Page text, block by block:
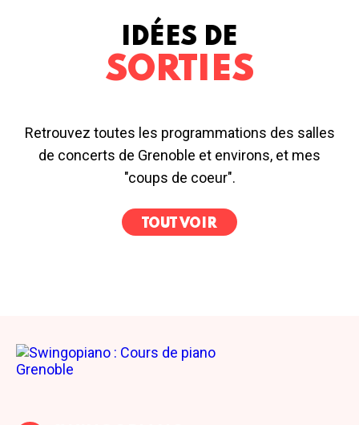
IDÉES DE
SORTIES
Retrouvez toutes les programmations des salles
de concerts de Grenoble et environs, et mes
"coups de coeur".
TOUT VOIR